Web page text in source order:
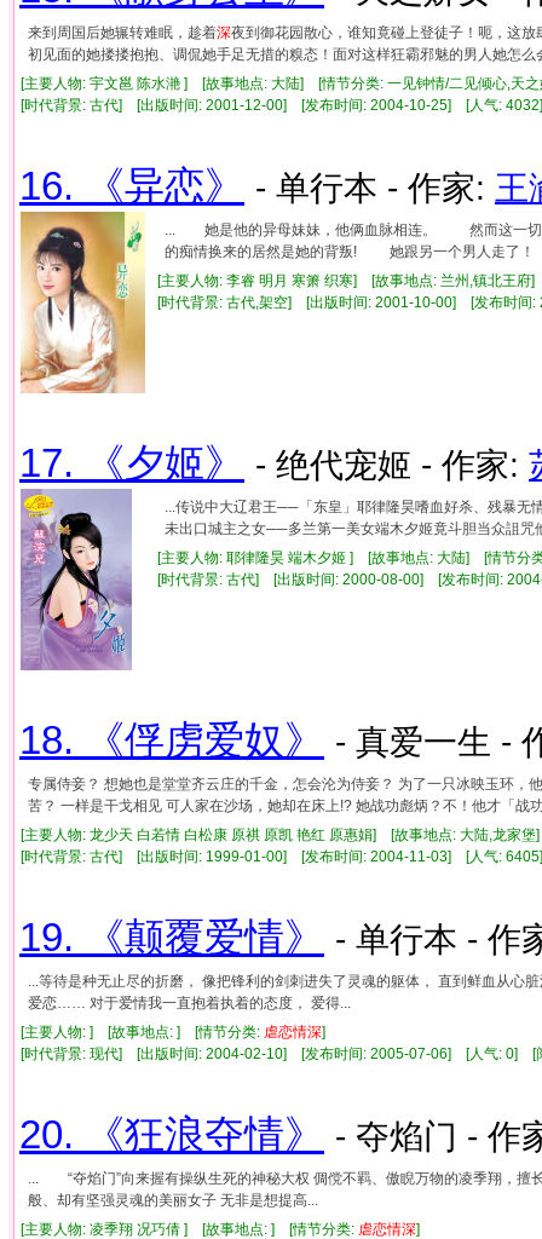
来到周国后她辗转难眠，趁着深夜到御花园散心，谁知竟碰上登徒子！呃，这
初见面的她搂搂抱抱、调侃她手足无措的糗态！面对这样狂霸邪魅的男人她怎么
[主要人物: 宇文邕 陈水滟 ] [故事地点: 大陆] [情节分类: 一见钟情/二见倾心,天之
[时代背景: 古代] [出版时间: 2001-12-00] [发布时间: 2004-10-25] [人气:
16. 《异恋》 - 单行本 - 作家: 王
... 她是他的异母妹妹，他俩血脉相连。 然而这一
的痴情换来的居然是她的背叛! 她跟另一个男人走了
[主要人物: 李睿 明月 寒箫 织寒] [故事地点: 兰州,镇北王
[时代背景: 古代,架空] [出版时间: 2001-10-00] [发布时
17. 《夕姬》 - 绝代宠姬 - 作家:
...传说中大辽君王──「东皇」耶律隆昊嗜血好杀、残暴
未出口城主之女──多兰第一美女端木夕姬竟斗胆当众詛咒
[主要人物: 耶律隆昊 端木夕姬 ] [故事地点: 大陆] [情节分
[时代背景: 古代] [出版时间: 2000-08-00] [发布时间:
18. 《俘虏爱奴》 - 真爱一生 -
专属侍妾？ 想她也是堂堂齐云庄的千金，怎会沦为侍妾？ 为了一只冰映玉环
苦？ 一样是干戈相见 可人家在沙场，她却在床上!? 她战功彪炳？不！他才「战
[主要人物: 龙少天 白若情 白松康 原祺 原凯 艳红 原惠娟] [故事地点: 大陆,龙家
[时代背景: 古代] [出版时间: 1999-01-00] [发布时间: 2004-11-03] [人气:
19. 《颠覆爱情》 - 单行本 - 作
...等待是种无止尽的折磨， 像把锋利的剑刺进失了灵魂的躯体， 直到鲜血从
爱恋…… 对于爱情我一直抱着执着的态度， 爱得...
[主要人物: ] [故事地点: ] [情节分类: 虐恋情深]
[时代背景: 现代] [出版时间: 2004-02-10] [发布时间: 2005-07-06] [人气: 0] [
20. 《狂浪夺情》 - 夺焰门 - 作
... “夺焰门”向来握有操纵生死的神秘大权 倜傥不羁、傲睨万物的凌季翔，擅
般、却有坚强灵魂的美丽女子 无非是想提高...
[主要人物: 凌季翔 况巧倩 ] [故事地点: ] [情节分类: 虐恋情深]